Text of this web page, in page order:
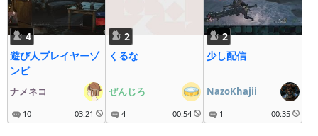
4
遊び人プレイヤーゾ
ンビ
ナメネコ
10 03:21
2
くるな
ぜんじろ
4 00:54
2
少し配信
NazoKhajii
1 00:35